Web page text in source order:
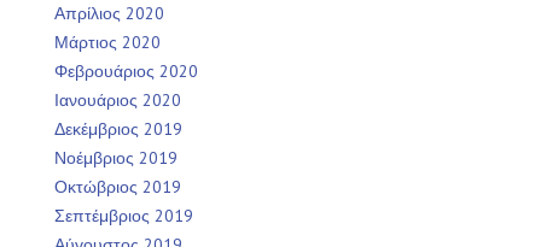
Απρίλιος 2020
Μάρτιος 2020
Φεβρουάριος 2020
Ιανουάριος 2020
Δεκέμβριος 2019
Νοέμβριος 2019
Οκτώβριος 2019
Σεπτέμβριος 2019